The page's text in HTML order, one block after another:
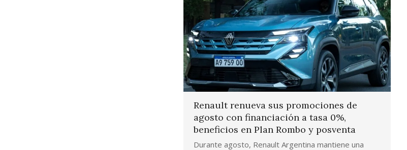
Renault renueva sus promociones de
agosto con financiación a tasa 0%,
beneficios en Plan Rombo y posventa
Durante agosto, Renault Argentina mantiene una